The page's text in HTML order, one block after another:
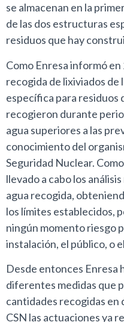
se almacenan en la
de las dos estructuras
residuos que hay
Como Enresa informó en
recogida de lixiviados de
específica para residuos
recogieron durante
agua superiores a las
conocimiento del
Seguridad Nuclear.
llevado a cabo los
agua recogida,
los límites establecidos,
ningún momento riesgo
instalación, el público, o
Desde entonces Enresa
diferentes medidas que
cantidades recogidas en
CSN las actuaciones ya